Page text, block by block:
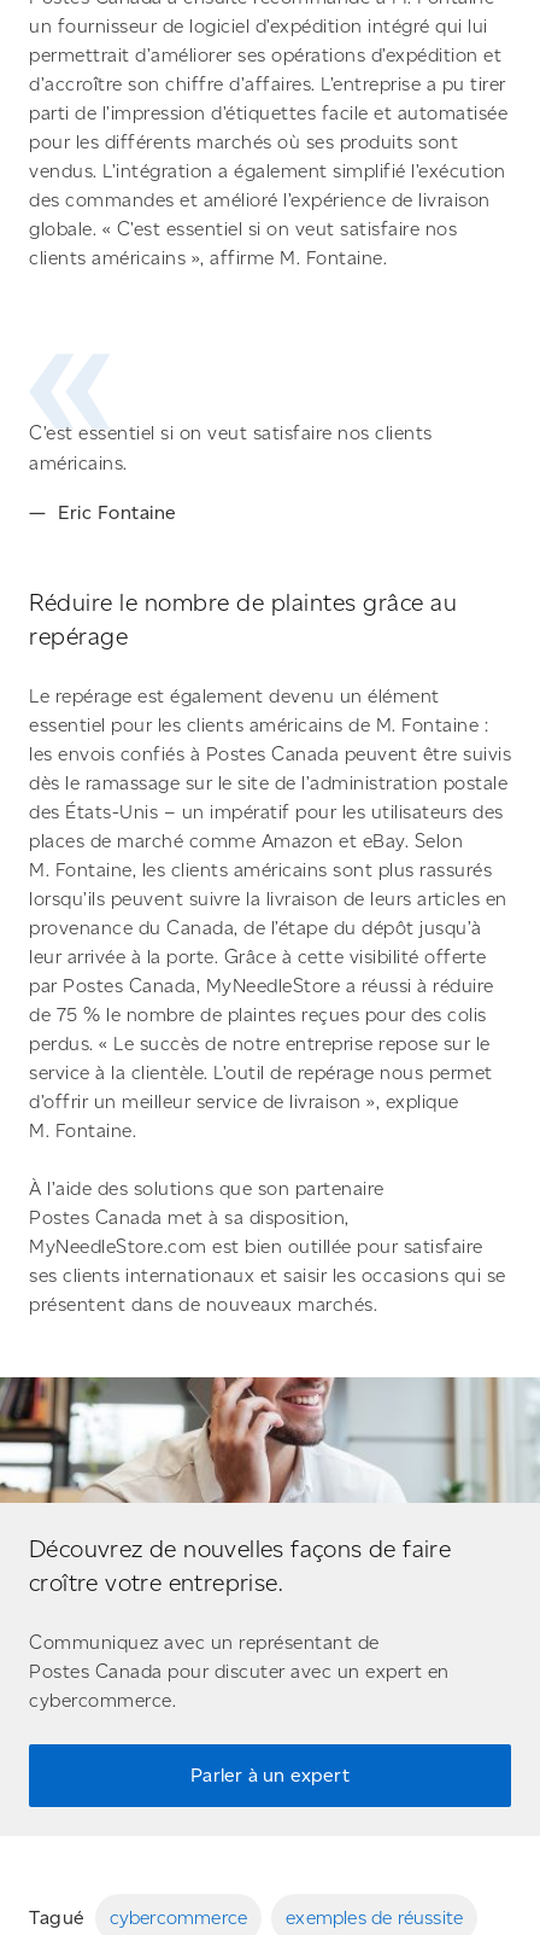
un fournisseur de logiciel d’expédition intégré qui lui
permettrait d’améliorer ses opérations d’expédition et
d’accroître son chiffre d’affaires. L’entreprise a pu tirer
parti de l’impression d’étiquettes facile et automatisée
pour les différents marchés où ses produits sont
vendus. L’intégration a également simplifié l’exécution
des commandes et amélioré l’expérience de livraison
globale. « C’est essentiel si on veut satisfaire nos
clients américains », affirme M. Fontaine.
C’est essentiel si on veut satisfaire nos clients
américains.
Eric Fontaine
Réduire le nombre de plaintes grâce au
repérage
Le repérage est également devenu un élément
essentiel pour les clients américains de M. Fontaine :
les envois confiés à Postes Canada peuvent être suivis
dès le ramassage sur le site de l’administration postale
des États-Unis – un impératif pour les utilisateurs des
places de marché comme Amazon et eBay. Selon
M. Fontaine, les clients américains sont plus rassurés
lorsqu’ils peuvent suivre la livraison de leurs articles en
provenance du Canada, de l’étape du dépôt jusqu’à
leur arrivée à la porte. Grâce à cette visibilité offerte
par Postes Canada, MyNeedleStore a réussi à réduire
de 75 % le nombre de plaintes reçues pour des colis
perdus. « Le succès de notre entreprise repose sur le
service à la clientèle. L’outil de repérage nous permet
d’offrir un meilleur service de livraison », explique
M. Fontaine.
À l’aide des solutions que son partenaire
Postes Canada met à sa disposition,
MyNeedleStore.com est bien outillée pour satisfaire
ses clients internationaux et saisir les occasions qui se
présentent dans de nouveaux marchés.
Découvrez de nouvelles façons de faire
croître votre entreprise.
Communiquez avec un représentant de
Postes Canada pour discuter avec un expert en
cybercommerce.
Parler à un expert
Tagué cybercommerce exemples de réussite